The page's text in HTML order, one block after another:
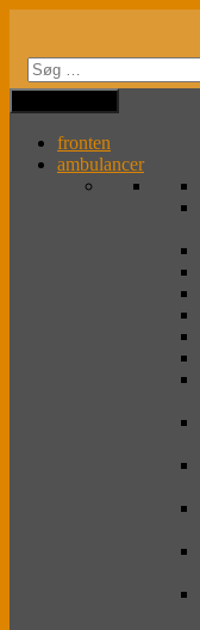
indhold
fronten
ambulancer